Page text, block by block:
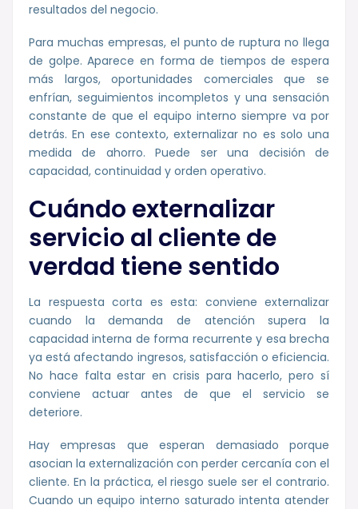
resultados del negocio.
Para muchas empresas, el punto de ruptura no llega
de golpe. Aparece en forma de tiempos de espera
más largos, oportunidades comerciales que se
enfrían, seguimientos incompletos y una sensación
constante de que el equipo interno siempre va por
detrás. En ese contexto, externalizar no es solo una
medida de ahorro. Puede ser una decisión de
capacidad, continuidad y orden operativo.
Cuándo externalizar
servicio al cliente de
verdad tiene sentido
La respuesta corta es esta: conviene externalizar
cuando la demanda de atención supera la
capacidad interna de forma recurrente y esa brecha
ya está afectando ingresos, satisfacción o eficiencia.
No hace falta estar en crisis para hacerlo, pero sí
conviene actuar antes de que el servicio se
deteriore.
Hay empresas que esperan demasiado porque
asocian la externalización con perder cercanía con el
cliente. En la práctica, el riesgo suele ser el contrario.
Cuando un equipo interno saturado intenta atender